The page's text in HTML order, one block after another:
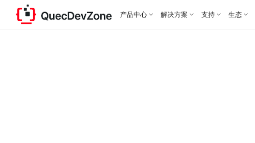
产品中心 解决方案 支持 生态